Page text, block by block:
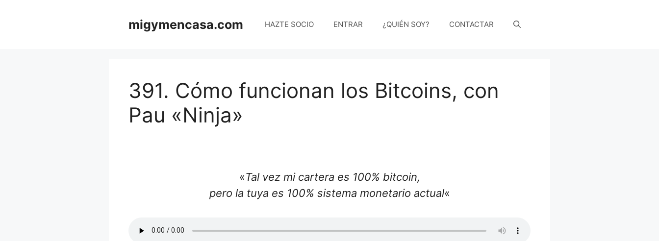
migymencasa.com HAZTE SOCIO ENTRAR ¿QUIÉN SOY? CONTACTAR
391. Cómo funcionan los Bitcoins, con
Pau «Ninja»
«Tal vez mi cartera es 100% bitcoin,
pero la tuya es 100% sistema monetario actual«